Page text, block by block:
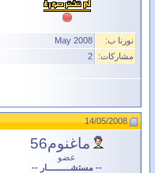
نورنا ب:
May 2008
مشاركات:
2
14/05/2008
ماغنوم56
عضو
-- مستشــــــــــار --